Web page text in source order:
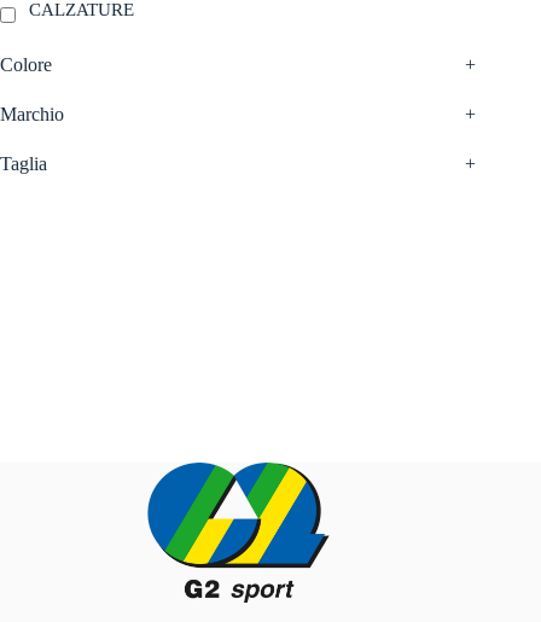
CALZATURE
Colore +
Marchio +
Taglia +